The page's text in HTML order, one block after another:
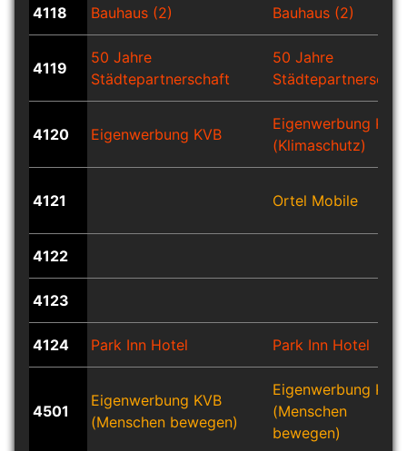
4118 Bauhaus (2) Bauhaus (2)
4119
50 Jahre
Städtepartnerschaft
50 Jahre
4120 Eigenwerbung KVB
Eigenwerbung KVB
(Klimaschutz)
4121 Ortel Mobile
4122
4123
4124 Park Inn Hotel Park Inn Hotel
4501
Eigenwerbung KVB
(Menschen bewegen)
Eigenwerbung KVB
(Menschen
bewegen)